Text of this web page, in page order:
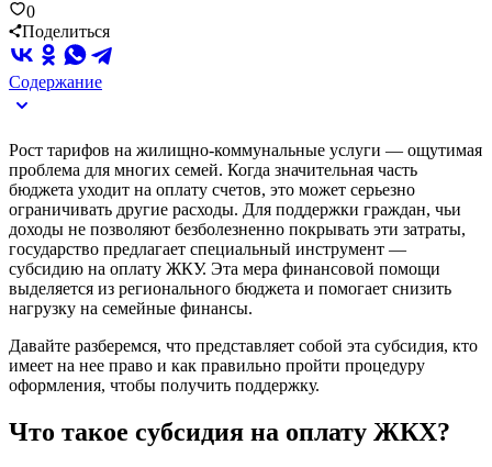
0
Поделиться
Содержание
Рост тарифов на жилищно-коммунальные услуги — ощутимая
проблема для многих семей. Когда значительная часть
бюджета уходит на оплату счетов, это может серьезно
ограничивать другие расходы. Для поддержки граждан, чьи
доходы не позволяют безболезненно покрывать эти затраты,
государство предлагает специальный инструмент —
субсидию на оплату ЖКУ. Эта мера финансовой помощи
выделяется из регионального бюджета и помогает снизить
нагрузку на семейные финансы.
Давайте разберемся, что представляет собой эта субсидия, кто
имеет на нее право и как правильно пройти процедуру
оформления, чтобы получить поддержку.
Что такое субсидия на оплату ЖКХ?